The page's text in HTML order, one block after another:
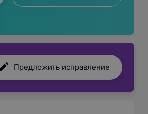
Предложить исправление